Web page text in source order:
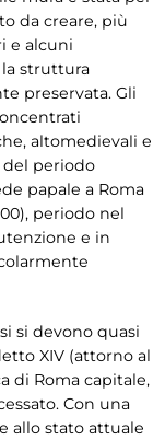
da creare, più
e alcuni
struttura
preservata. Gli
altomedievali e
del periodo
papale a Roma
periodo nel
e in
si devono quasi
XIV (attorno al
di Roma capitale,
Con una
allo stato attuale